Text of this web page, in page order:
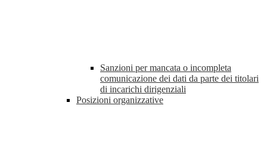
Sanzioni per mancata o incompleta
comunicazione dei dati da parte dei titolari
di incarichi dirigenziali
Posizioni organizzative